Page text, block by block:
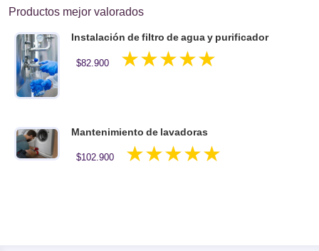
Productos mejor valorados
Instalación de filtro de agua y purificador
$82.900
Valorado en
Mantenimiento de lavadoras
$102.900
Valorado en